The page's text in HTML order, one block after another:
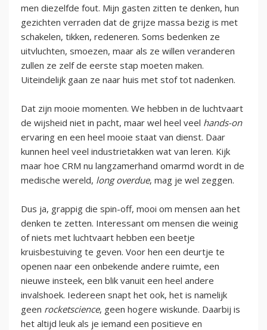
men diezelfde fout. Mijn gasten zitten te denken, hun
gezichten verraden dat de grijze massa bezig is met
schakelen, tikken, redeneren. Soms bedenken ze
uitvluchten, smoezen, maar als ze willen veranderen
zullen ze zelf de eerste stap moeten maken.
Uiteindelijk gaan ze naar huis met stof tot nadenken.
Dat zijn mooie momenten. We hebben in de luchtvaart
de wijsheid niet in pacht, maar wel heel veel hands-on
ervaring en een heel mooie staat van dienst. Daar
kunnen heel veel industrietakken wat van leren. Kijk
maar hoe CRM nu langzamerhand omarmd wordt in de
medische wereld, long overdue, mag je wel zeggen.
Dus ja, grappig die spin-off, mooi om mensen aan het
denken te zetten. Interessant om mensen die weinig
of niets met luchtvaart hebben een beetje
kruisbestuiving te geven. Voor hen een deurtje te
openen naar een onbekende andere ruimte, een
nieuwe insteek, een blik vanuit een heel andere
invalshoek. Iedereen snapt het ook, het is namelijk
geen rocketscience, geen hogere wiskunde. Daarbij is
het altijd leuk als je iemand een positieve en